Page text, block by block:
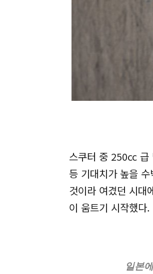
스쿠터 중 250cc 급
등 기대치가 높을
것이라 여겼던 시대
이 움트기 시작했다.
일본